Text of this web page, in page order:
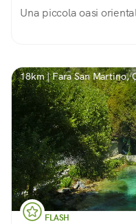
Una piccola oasi
18km | Fara San Martino,
FLASH